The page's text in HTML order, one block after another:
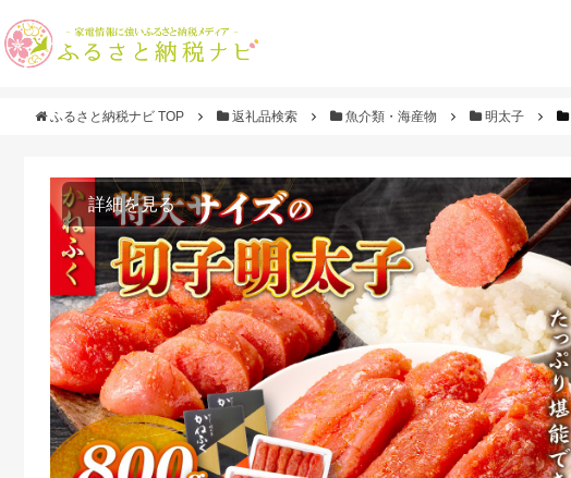
ふるさと納税ナビ TOP 返礼品検索 魚介類・海産物 明太子
詳細を見る